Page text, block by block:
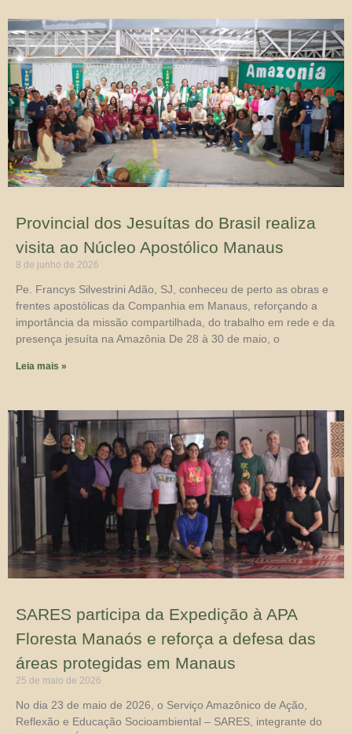
Provincial dos Jesuítas do Brasil realiza
visita ao Núcleo Apostólico Manaus
8 de junho de 2026
Pe. Francys Silvestrini Adão, SJ, conheceu de perto as obras e
frentes apostólicas da Companhia em Manaus, reforçando a
importância da missão compartilhada, do trabalho em rede e da
presença jesuíta na Amazônia De 28 à 30 de maio, o
Leia mais »
SARES participa da Expedição à APA
Floresta Manaós e reforça a defesa das
áreas protegidas em Manaus
25 de maio de 2026
No dia 23 de maio de 2026, o Serviço Amazônico de Ação,
Reflexão e Educação Socioambiental – SARES, integrante do